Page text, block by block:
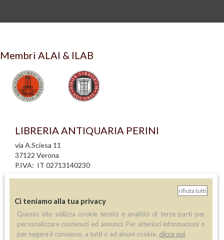
Membri ALAI & ILAB
LIBRERIA ANTIQUARIA PERINI
via A.Sciesa 11
37122 Verona
P.IVA: IT 02713140230
informativa cookie
creazione siti internet
rifiuta tutti
Ci teniamo alla tua privacy
Questo sito utilizza cookie tecnici e analitici di terze parti per
personalizzare contenuti ed annunci. Per ulteriori informazioni o
per negare il consenso, a tutti o ad alcuni cookie, clicca qui